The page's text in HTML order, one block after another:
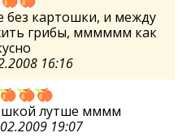
без картошки, и между
грибы, мммммм как
16:16
лутше мммм
19:07